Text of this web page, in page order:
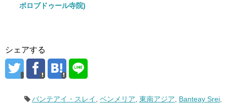
ボロブドゥール寺院)
シェアする
バンテアイ・スレイ ベンメリア 東南アジア Banteay Srei